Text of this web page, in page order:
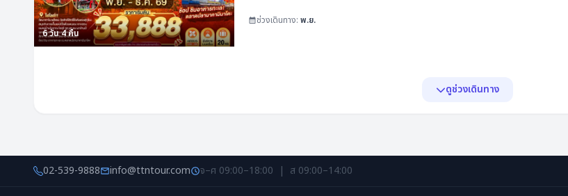
6วัน4คืน
ช่วงเดินทาง: พ.ย.
01 - 06 พฤศจิกายน 2569
ดูช่วงเดินทาง
02-539-9888 info@ttntour.com จ–ศ 09:00–18:00 | ส 09:00–14:00